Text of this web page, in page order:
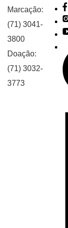
Marcação:
(71) 3041-
3800
Doação:
(71) 3032-
3773